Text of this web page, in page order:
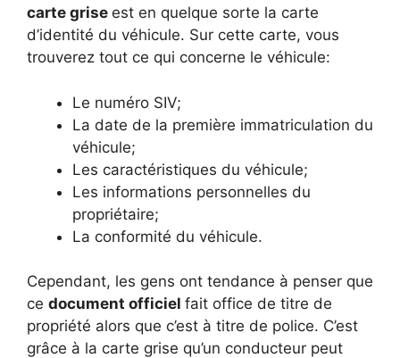
carte grise est en quelque sorte la carte
d’identité du véhicule. Sur cette carte, vous
trouverez tout ce qui concerne le véhicule:
Le numéro SIV;
La date de la première immatriculation du
véhicule;
Les caractéristiques du véhicule;
Les informations personnelles du
propriétaire;
La conformité du véhicule.
Cependant, les gens ont tendance à penser que
ce document officiel fait office de titre de
propriété alors que c’est à titre de police. C’est
grâce à la carte grise qu’un conducteur peut